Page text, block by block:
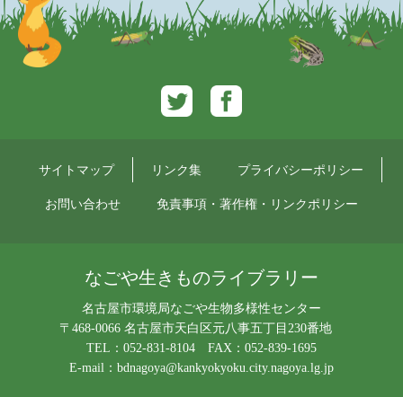
Twitter
サイトマップ リンク集 プライバシーポリシー
お問い合わせ 免責事項・著作権・リンクポリシー
なごや生きものライブラリー
名古屋市環境局なごや生物多様性センター
〒468-0066 名古屋市天白区元八事五丁目230番地
TEL：052-831-8104 FAX：052-839-1695
E-mail： bdnagoya@kankyokyoku.city.nagoya.lg.jp